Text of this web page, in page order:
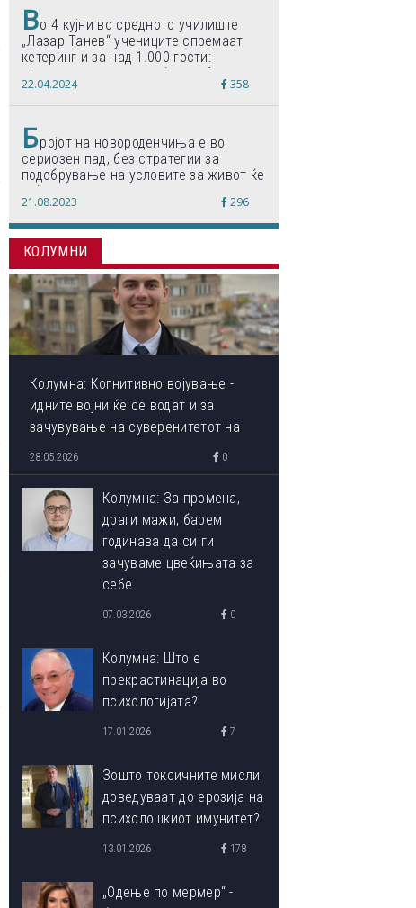
Во 4 кујни во средното училиште
„Лазар Танев“ учениците спремаат
кетеринг и за над 1.000 гости:
„Формиравме компанија и работиме
по светски стандарди“
22.04.2024 358
Бројот на новороденчиња е во
сериозен пад, без стратегии за
подобрување на условите за живот ќе
дојде до затворање на училишта,
предупредуваат експертите
21.08.2023 296
КОЛУМНИ
Колумна: Когнитивно војување -
идните војни ќе се водат и за
зачувување на суверенитетот на
сопствениот ум
28.05.2026 0
Колумна: За промена,
драги мажи, барем
годинава да си ги
зачуваме цвеќињата за
себе
07.03.2026 0
Колумна: Што е
прекрастинација во
психологијата?
17.01.2026 7
Зошто токсичните мисли
доведуваат до ерозија на
психолошкиот имунитет?
13.01.2026 178
„Одење по мермер“ -